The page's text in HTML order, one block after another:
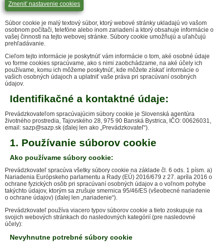
Zmeniť nastavenie cookies
Súbor cookie je malý textový súbor, ktorý webové stránky ukladajú vo vašom
osobnom počítači, telefóne alebo inom zariadení a ktorý obsahuje informácie o
vašej činnosti na tejto webovej stránke. Súbory cookie umožňujú a uľahčujú
prehľadávanie.
Cieľom tejto informácie je poskytnúť vám informácie o tom, aké osobné údaje
vo forme cookies spracúvame, ako s nimi zaobchádzame, na aké účely ich
používame, komu ich môžeme poskytnúť, kde môžete získať informácie o
vašich osobných údajoch a uplatniť vaše práva pri spracúvaní osobných
údajov.
Identifikačné a kontaktné údaje:
Prevádzkovateľom spracúvajúcim súbory cookie je Slovenská agentúra
životného prostredia, Tajovského 28, 975 90 Banská Bystrica, IČO: 00626031,
email: sazp@sazp.sk (ďalej len ako „Prevádzkovateľ“).
1. Používanie súborov cookie
Ako používame súbory cookie:
Prevádzkovateľ spracúva všetky súbory cookie na základe čl. 6 ods. 1 písm. a)
Nariadenia Európskeho parlamentu a Rady (EÚ) 2016/679 z 27. apríla 2016 o
ochrane fyzických osôb pri spracúvaní osobných údajov a o voľnom pohybe
takýchto údajov, ktorým sa zrušuje smernica 95/46/ES (všeobecné nariadenie
o ochrane údajov) (ďalej len „nariadenie“).
Prevádzkovateľ používa viacero typov súborov cookie a tieto zoskupuje na
svojich webových stránkach do nasledovných kategórií (pre nasledovné
účely):
Nevyhnutne potrebné súbory cookie